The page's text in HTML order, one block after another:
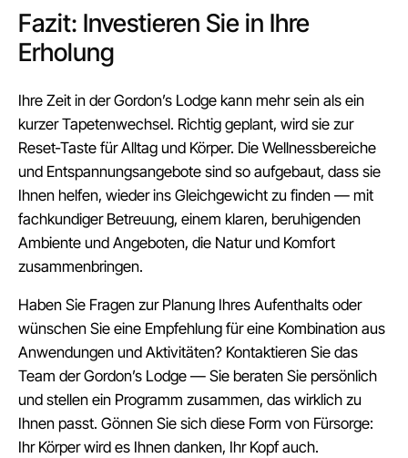
Fazit: Investieren Sie in Ihre
Erholung
Ihre Zeit in der Gordon’s Lodge kann mehr sein als ein
kurzer Tapetenwechsel. Richtig geplant, wird sie zur
Reset‑Taste für Alltag und Körper. Die Wellnessbereiche
und Entspannungsangebote sind so aufgebaut, dass sie
Ihnen helfen, wieder ins Gleichgewicht zu finden — mit
fachkundiger Betreuung, einem klaren, beruhigenden
Ambiente und Angeboten, die Natur und Komfort
zusammenbringen.
Haben Sie Fragen zur Planung Ihres Aufenthalts oder
wünschen Sie eine Empfehlung für eine Kombination aus
Anwendungen und Aktivitäten? Kontaktieren Sie das
Team der Gordon’s Lodge — Sie beraten Sie persönlich
und stellen ein Programm zusammen, das wirklich zu
Ihnen passt. Gönnen Sie sich diese Form von Fürsorge:
Ihr Körper wird es Ihnen danken, Ihr Kopf auch.